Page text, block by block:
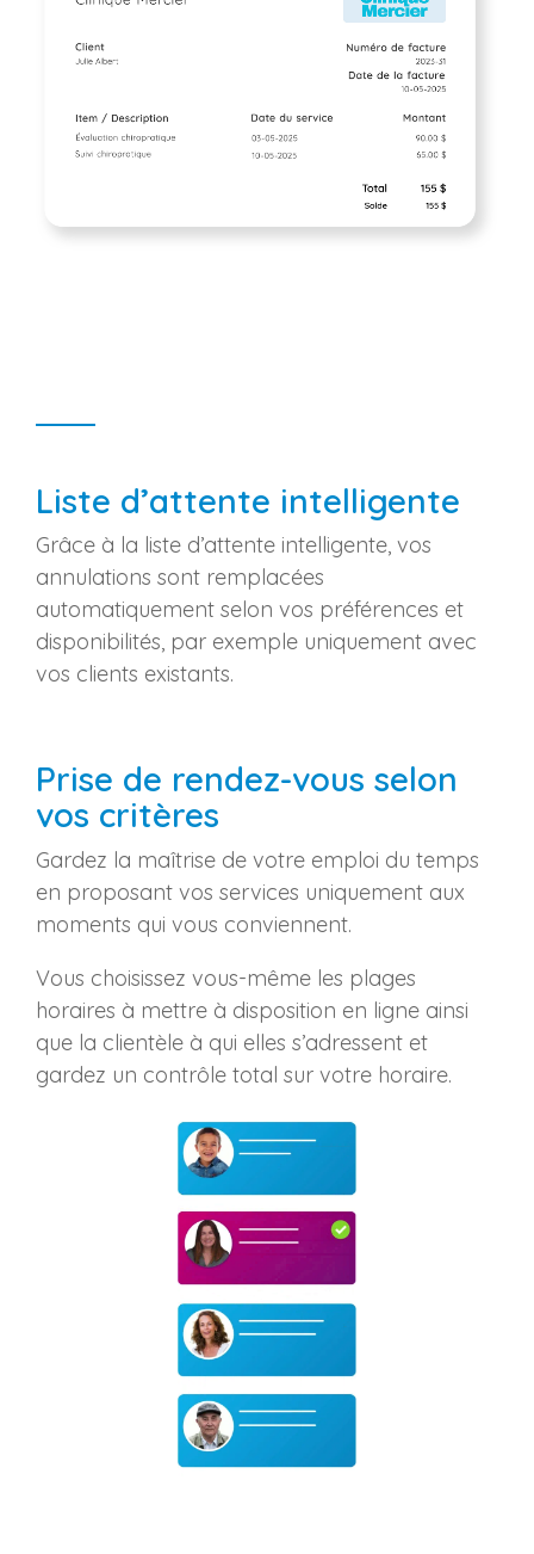
Liste d’attente intelligente
Grâce à la liste d’attente intelligente, vos
annulations sont remplacées
automatiquement selon vos préférences et
disponibilités, par exemple uniquement avec
vos clients existants.
Prise de rendez-vous selon
vos critères
Gardez la maîtrise de votre emploi du temps
en proposant vos services uniquement aux
moments qui vous conviennent.
Vous choisissez vous-même les plages
horaires à mettre à disposition en ligne ainsi
que la clientèle à qui elles s’adressent et
gardez un contrôle total sur votre horaire.